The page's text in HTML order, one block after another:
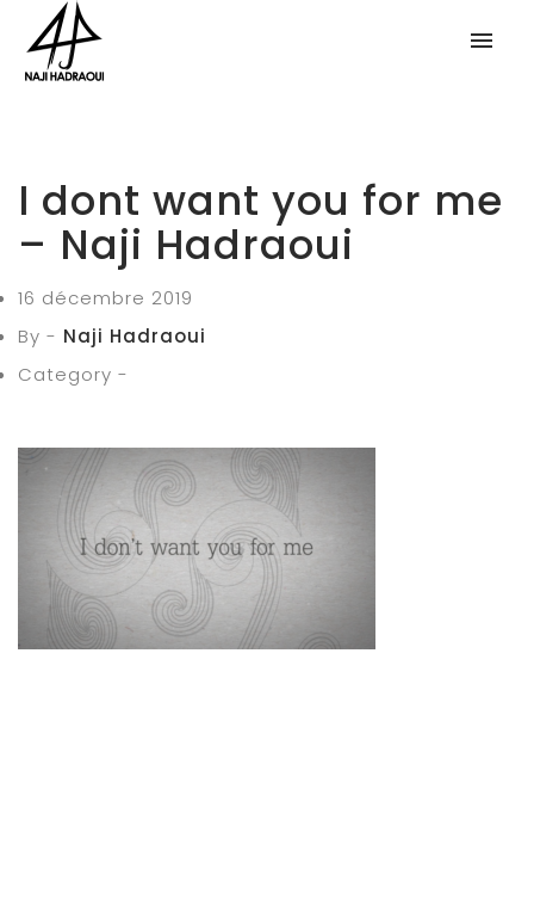
I dont want you for me
– Naji Hadraoui
16 décembre 2019
By - Naji Hadraoui
Category -